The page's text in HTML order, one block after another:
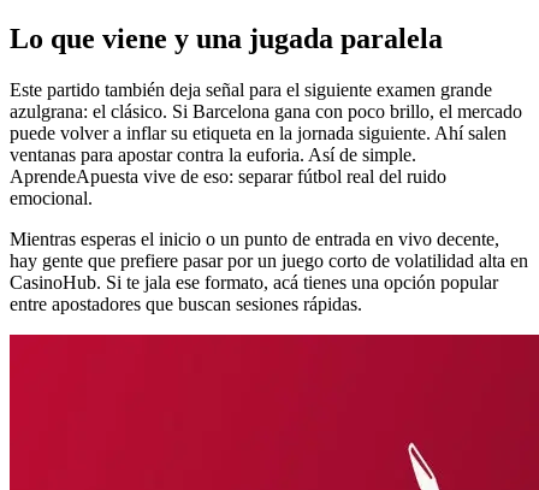
Lo que viene y una jugada paralela
Este partido también deja señal para el siguiente examen grande
azulgrana: el clásico. Si Barcelona gana con poco brillo, el mercado
puede volver a inflar su etiqueta en la jornada siguiente. Ahí salen
ventanas para apostar contra la euforia. Así de simple.
AprendeApuesta vive de eso: separar fútbol real del ruido
emocional.
Mientras esperas el inicio o un punto de entrada en vivo decente,
hay gente que prefiere pasar por un juego corto de volatilidad alta en
CasinoHub. Si te jala ese formato, acá tienes una opción popular
entre apostadores que buscan sesiones rápidas.